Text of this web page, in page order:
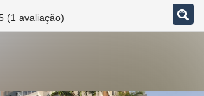
(1 avaliação)